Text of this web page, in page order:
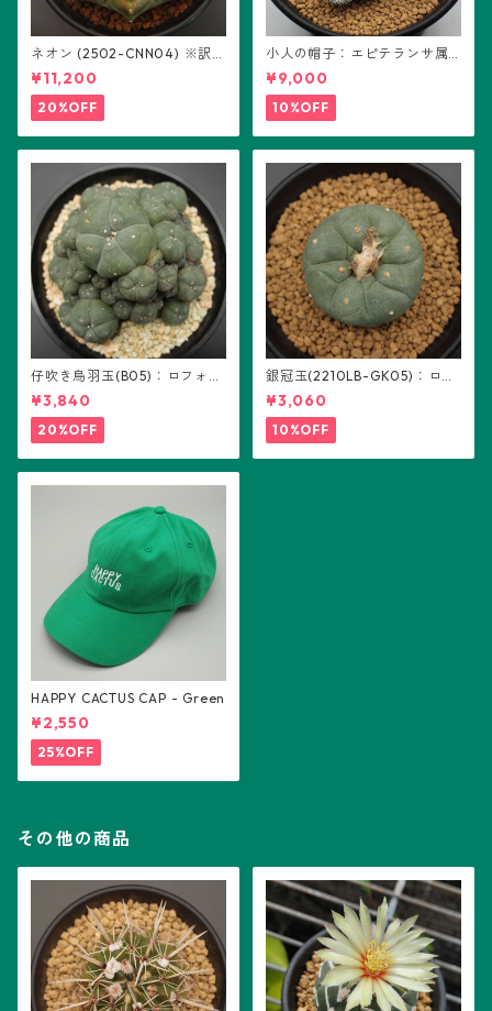
ネオン (2502-CNN04) ※訳あ
り：ギムノカリキウム属 ※実
生
¥11,200
20%OFF
小人の帽子：エピテランサ属
(B01)
¥9,000
10%OFF
仔吹き烏羽玉(B05)：ロフォフ
ォラ属
¥3,840
20%OFF
銀冠玉(2210LB-GK05)：ロフ
ォフォラ属 ※実生
¥3,060
10%OFF
HAPPY CACTUS CAP - Green
¥2,550
25%OFF
その他の商品